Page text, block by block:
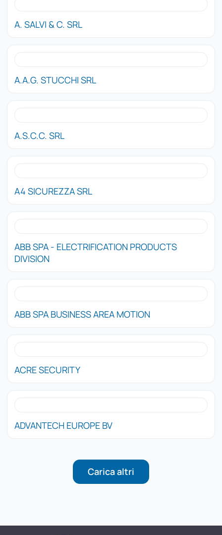
A. SALVI & C. SRL
A.A.G. STUCCHI SRL
A.S.C.C. SRL
A4 SICUREZZA SRL
ABB SPA - ELECTRIFICATION PRODUCTS
DIVISION
ABB SPA BUSINESS AREA MOTION
ACRE SECURITY
ADVANTECH EUROPE BV
Carica altri